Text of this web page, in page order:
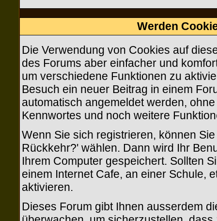
Werden
Die Verwendung von Cookies auf
des Forums aber einfacher und
um verschiedene Funktionen zu
Besuch ein neuer Beitrag in einem
automatisch angemeldet werden,
Kennwortes und noch weitere
Wenn Sie sich registrieren, können
Rückkehr?' wählen. Dann wird Ihr
Ihrem Computer gespeichert. Sollten
einem Internet Cafe, an einer Schule,
aktivieren.
Dieses Forum gibt Ihnen ausserdem